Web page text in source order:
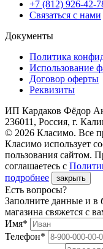
+7 (812) 926-42-
Связаться с нами
Документы
Политика
Использование
Договор оферты
Реквизиты
ИП Кардаков Фёдор
236011, Россия, г.
© 2026 Класимо. Все
Класимо использует
пользования сайтом.
соглашаетесь с
подробнее
закрыть
Есть вопросы?
Заполните данные и в
магазина свяжется с
Имя*
Телефон*